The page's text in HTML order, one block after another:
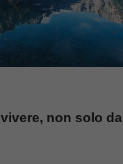
non solo da